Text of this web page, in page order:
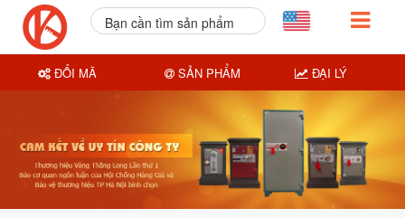
Bạn cần tìm sản phẩm
ĐỔI MÃ SẢN PHẨM ĐẠI LÝ